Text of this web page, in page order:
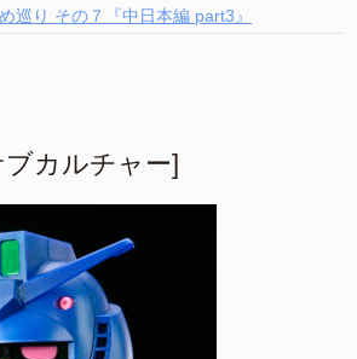
巡り その７『中日本編 part3』
カルチャー]